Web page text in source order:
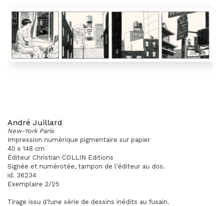
André Juillard
New-York Paris
Impression numérique pigmentaire sur papier
40 x 148 cm
Éditeur Christian COLLIN Editions
Signée et numérotée, tampon de l'éditeur au dos.
id. 36234
Exemplaire 2/25
Tirage issu d?une série de dessins inédits au fusain.